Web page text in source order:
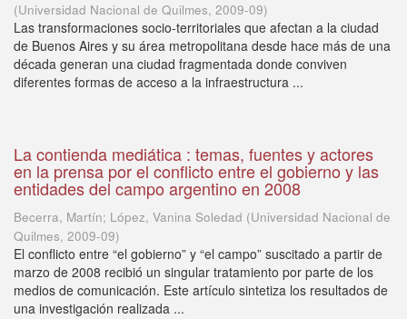
(Universidad Nacional de Quilmes, 2009-09)
Las transformaciones socio-territoriales que afectan a la ciudad
de Buenos Aires y su área metropolitana desde hace más de una
década generan una ciudad fragmentada donde conviven
diferentes formas de acceso a la infraestructura ...
La contienda mediática : temas, fuentes y actores
en la prensa por el conflicto entre el gobierno y las
entidades del campo argentino en 2008
Becerra, Martín; López, Vanina Soledad (Universidad Nacional de
Quilmes, 2009-09)
El conflicto entre “el gobierno” y “el campo” suscitado a partir de
marzo de 2008 recibió un singular tratamiento por parte de los
medios de comunicación. Este artículo sintetiza los resultados de
una investigación realizada ...